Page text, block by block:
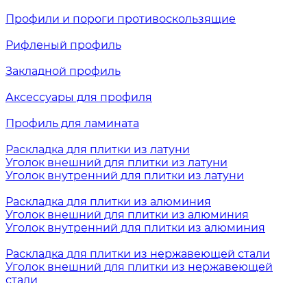
Профили и пороги противоскользящие
Рифленый профиль
Закладной профиль
Аксессуары для профиля
Профиль для ламината
Раскладка для плитки из латуни
Уголок внешний для плитки из латуни
Уголок внутренний для плитки из латуни
Раскладка для плитки из алюминия
Уголок внешний для плитки из алюминия
Уголок внутренний для плитки из алюминия
Раскладка для плитки из нержавеющей стали
Уголок внешний для плитки из нержавеющей
стали